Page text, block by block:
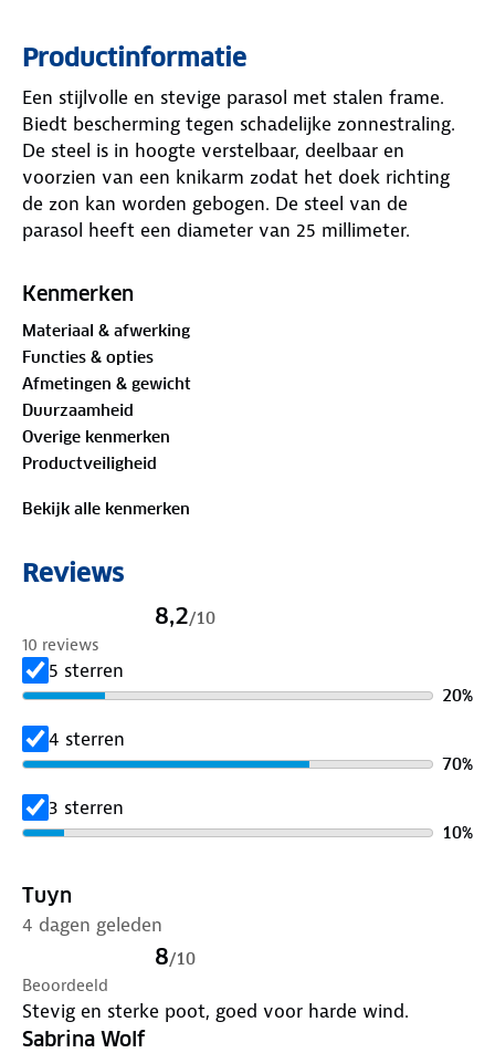
Productinformatie
Een stijlvolle en stevige parasol met stalen frame.
Biedt bescherming tegen schadelijke zonnestraling.
De steel is in hoogte verstelbaar, deelbaar en
voorzien van een knikarm zodat het doek richting
de zon kan worden gebogen. De steel van de
parasol heeft een diameter van 25 millimeter.
Kenmerken
Materiaal & afwerking
Functies & opties
Afmetingen & gewicht
Duurzaamheid
Overige kenmerken
Productveiligheid
Bekijk alle kenmerken
Reviews
8,2/10
10 reviews
5 sterren
20%
4 sterren
70%
3 sterren
10%
Tuyn
4 dagen geleden
8/10
Beoordeeld
Stevig en sterke poot, goed voor harde wind.
Sabrina Wolf